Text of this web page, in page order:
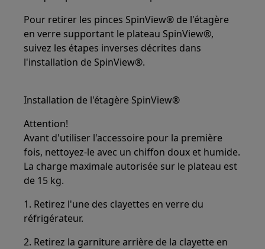
Pour retirer les pinces SpinView® de l'étagère
en verre supportant le plateau SpinView®,
suivez les étapes inverses décrites dans
l'installation de SpinView®.
Installation de l'étagère SpinView®
Attention!
Avant d'utiliser l'accessoire pour la première
fois, nettoyez-le avec un chiffon doux et humide.
La charge maximale autorisée sur le plateau est
de 15 kg.
1. Retirez l'une des clayettes en verre du
réfrigérateur.
2. Retirez la garniture arrière de la clayette en